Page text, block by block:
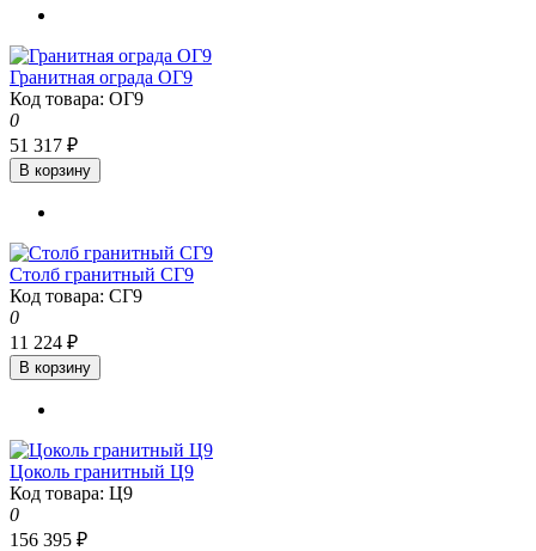
Гранитная ограда ОГ9
Код товара: ОГ9
0
51 317 ₽
В корзину
Столб гранитный СГ9
Код товара: СГ9
0
11 224 ₽
В корзину
Цоколь гранитный Ц9
Код товара: Ц9
0
156 395 ₽